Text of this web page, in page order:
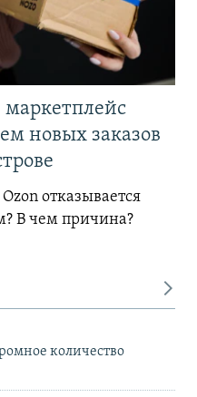
новых заказов
отказывается
В чем причина?
количество